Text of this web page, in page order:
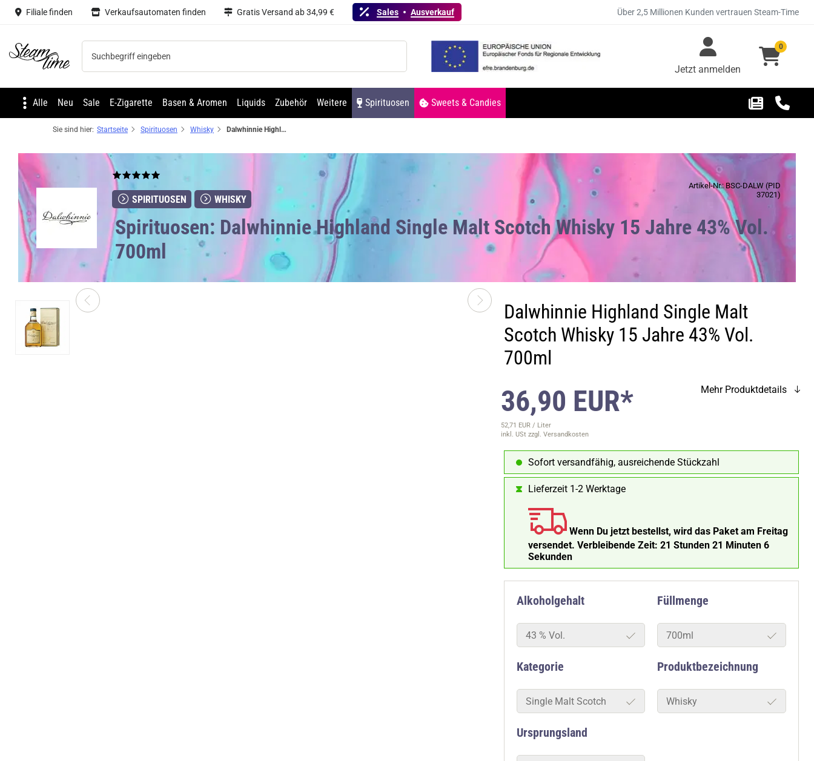
Filiale finden Verkaufsautomaten finden Gratis Versand ab 34,99 € Sales Ausverkauf Über 2,5 Millionen Kunden vertrauen Steam-Time
Steam time Jetzt anmelden
0
Alle Neu Sale E-Zigarette Basen & Aromen Liquids Zubehör Weitere Spirituosen Sweets & Candies
Sie sind hier: Startseite Spirituosen Whisky Dalwhinnie Highland Single Malt Scotch Whisky 15 Jahre 43% Vol. 700ml
SPIRITUOSEN WHISKY
Artikel-Nr.: BSC-DALW (PID
37021)
Spirituosen: Dalwhinnie Highland Single Malt Scotch Whisky 15 Jahre 43% Vol.
700ml
Dalwhinnie Highland Single Malt
Scotch Whisky 15 Jahre 43% Vol.
700ml
36,90 EUR*
52,71 EUR / Liter
inkl. USt zzgl. Versandkosten
Mehr Produktdetails
Sofort versandfähig, ausreichende Stückzahl
Lieferzeit 1-2 Werktage
Wenn Du jetzt bestellst, wird das Paket am Freitag
versendet. Verbleibende Zeit: 21 Stunden 21 Minuten 5
Sekunden
Alkoholgehalt
43 % Vol.
Füllmenge
700ml
Kategorie
Single Malt Scotch
Produktbezeichnung
Whisky
Ursprungsland